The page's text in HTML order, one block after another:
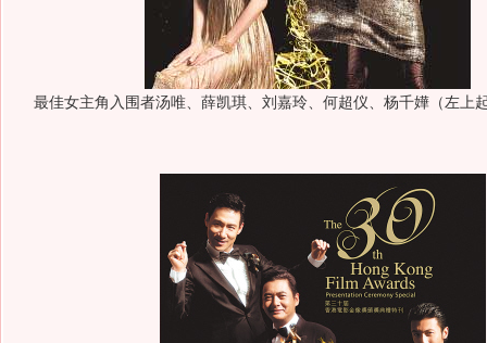
最佳女主角入围者汤唯、薛凯琪、刘嘉玲、何超仪、杨千嬅（左上